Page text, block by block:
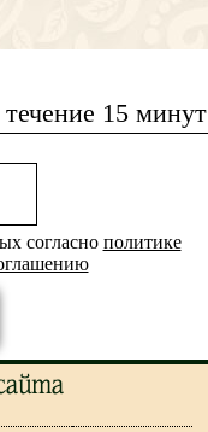
15 минут
согласно политике